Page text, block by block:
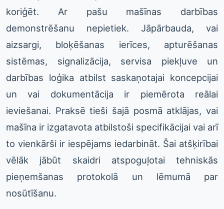
koriģēt. Ar pašu mašīnas darbības
demonstrēšanu nepietiek. Jāpārbauda, vai
aizsargi, bloķēšanas ierīces, apturēšanas
sistēmas, signalizācija, servisa piekļuve un
darbības loģika atbilst saskaņotajai koncepcijai
un vai dokumentācija ir piemērota reālai
ieviešanai. Praksē tieši šajā posmā atklājas, vai
mašīna ir izgatavota atbilstoši specifikācijai vai arī
to vienkārši ir iespējams iedarbināt. Šai atšķirībai
vēlāk jābūt skaidri atspoguļotai tehniskās
pieņemšanas protokolā un lēmumā par
nosūtīšanu.